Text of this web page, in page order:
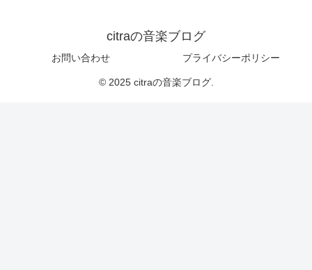
citraの音楽ブログ
お問い合わせ プライバシーポリシー
© 2025 citraの音楽ブログ.